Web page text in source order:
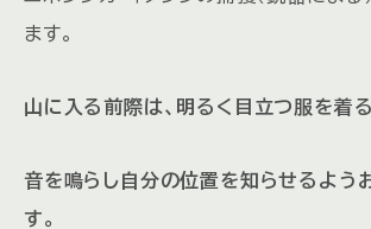
ます。
山に入る前際は、明るく目立つ服を着る
音を鳴らし自分の位置を知らせるよう
す。